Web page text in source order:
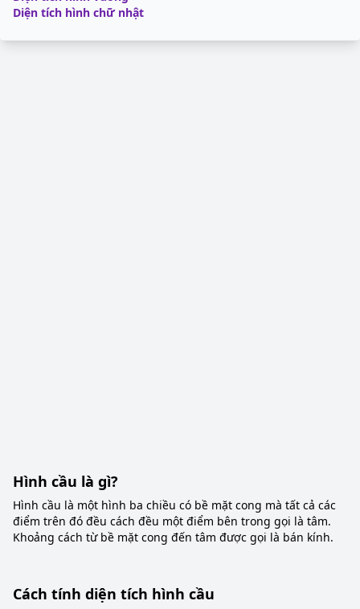
Diện tích hình chữ nhật
Hình cầu là gì?
Hình cầu là một hình ba chiều có bề mặt cong mà tất cả các
điểm trên đó đều cách đều một điểm bên trong gọi là tâm.
Khoảng cách từ bề mặt cong đến tâm được gọi là bán kính.
Cách tính diện tích hình cầu